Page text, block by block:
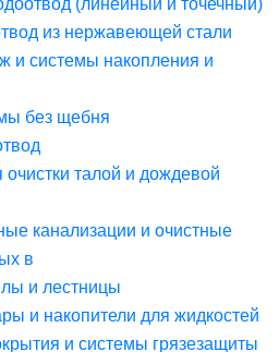
(линейный и точечный)
из нержавеющей стали
и системы накопления и
без щебня
талой и дождевой
канализации и очистные
в
и лестницы
и накопители для жидкостей
и системы грязезащиты